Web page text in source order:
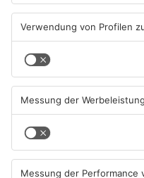
Gewässer im Primaveraland